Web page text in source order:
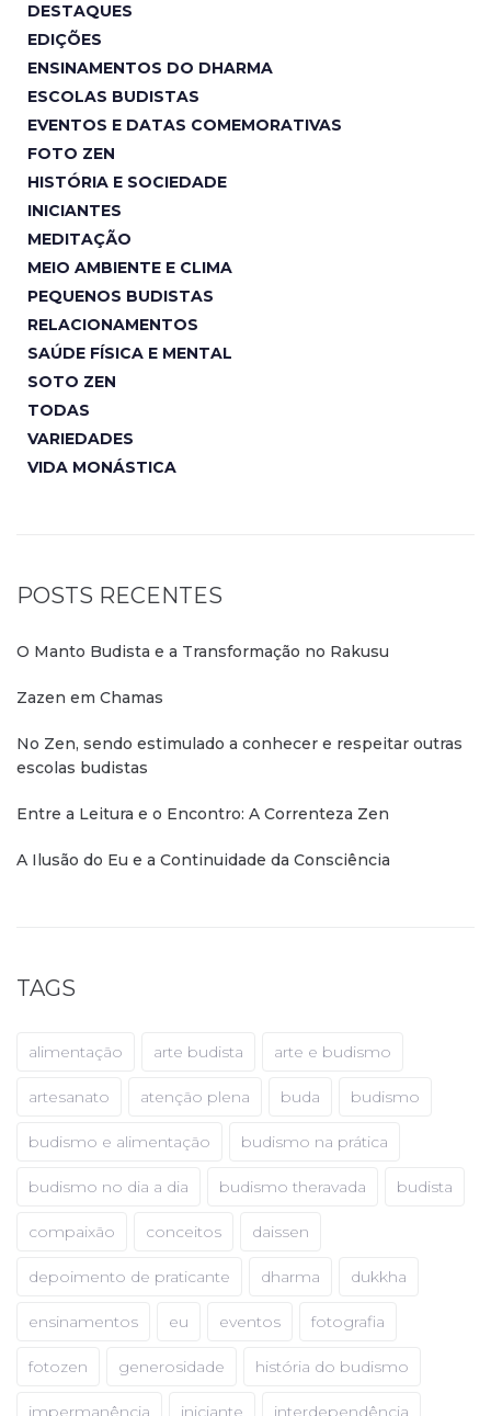
DESTAQUES
EDIÇÕES
ENSINAMENTOS DO DHARMA
ESCOLAS BUDISTAS
EVENTOS E DATAS COMEMORATIVAS
FOTO ZEN
HISTÓRIA E SOCIEDADE
INICIANTES
MEDITAÇÃO
MEIO AMBIENTE E CLIMA
PEQUENOS BUDISTAS
RELACIONAMENTOS
SAÚDE FÍSICA E MENTAL
SOTO ZEN
TODAS
VARIEDADES
VIDA MONÁSTICA
POSTS RECENTES
O Manto Budista e a Transformação no Rakusu
Zazen em Chamas
No Zen, sendo estimulado a conhecer e respeitar outras
escolas budistas
Entre a Leitura e o Encontro: A Correnteza Zen
A Ilusão do Eu e a Continuidade da Consciência
TAGS
alimentação arte budista arte e budismo
artesanato atenção plena buda budismo
budismo e alimentação budismo na prática
budismo no dia a dia budismo theravada budista
compaixão conceitos daissen
depoimento de praticante dharma dukkha
ensinamentos eu eventos fotografia
fotozen generosidade história do budismo
impermanência iniciante interdependência